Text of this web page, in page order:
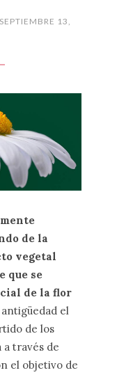
SEPTIEMBRE 13,
de la
vegetal
que se
de la flor
el
de los
a través de
el objetivo de